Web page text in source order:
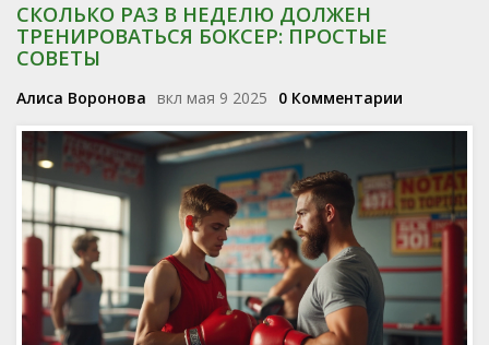
СКОЛЬКО РАЗ В НЕДЕЛЮ ДОЛЖЕН
ТРЕНИРОВАТЬСЯ БОКСЕР: ПРОСТЫЕ
СОВЕТЫ
Алиса Воронова вкл мая 9 2025 0 Комментарии